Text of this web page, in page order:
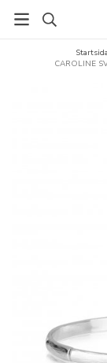
Startsida
CAROLINE